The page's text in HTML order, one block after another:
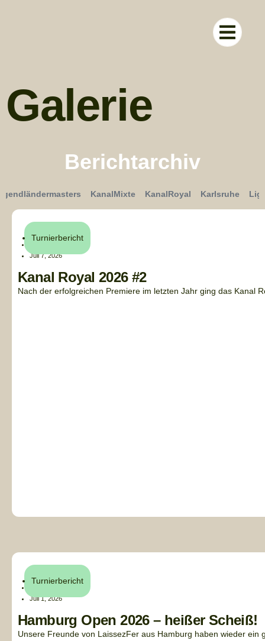
Galerie
Berichtarchiv
KanalMixte KanalRoyal Karlsruhe
Turnierbericht
Juli 7, 2026
Kanal Royal 2026 #2
Nach der erfolgreichen Premiere im letzten Jahr ging das Kanal
Turnierbericht
Juli 1, 2026
Hamburg Open 2026 – heißer Scheiß!
Unsere Freunde von LaissezFer aus Hamburg haben wieder